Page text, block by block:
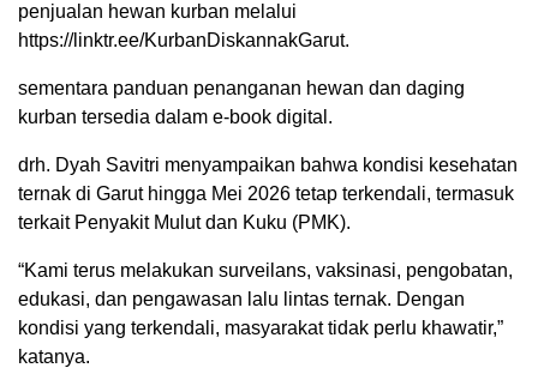
penjualan hewan kurban melalui
https://linktr.ee/KurbanDiskannakGarut.
sementara panduan penanganan hewan dan daging
kurban tersedia dalam e-book digital.
drh. Dyah Savitri menyampaikan bahwa kondisi kesehatan
ternak di Garut hingga Mei 2026 tetap terkendali, termasuk
terkait Penyakit Mulut dan Kuku (PMK).
“Kami terus melakukan surveilans, vaksinasi, pengobatan,
edukasi, dan pengawasan lalu lintas ternak. Dengan
kondisi yang terkendali, masyarakat tidak perlu khawatir,”
katanya.